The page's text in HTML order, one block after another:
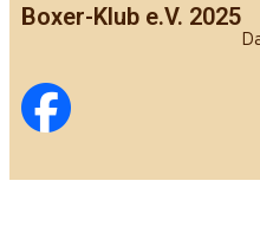
Boxer-Klub e.V. 2025